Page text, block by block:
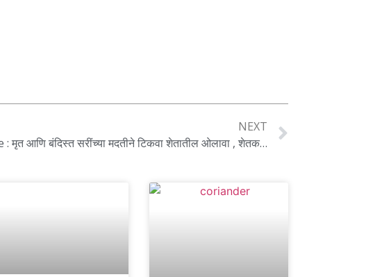
NEXT
Retain soil moisture : मृत आणि बंदिस्त सरींच्या मदतीने टिकवा शेतातील ओलावा , शेतकऱ्यांसाठी मार्गदर्शक !